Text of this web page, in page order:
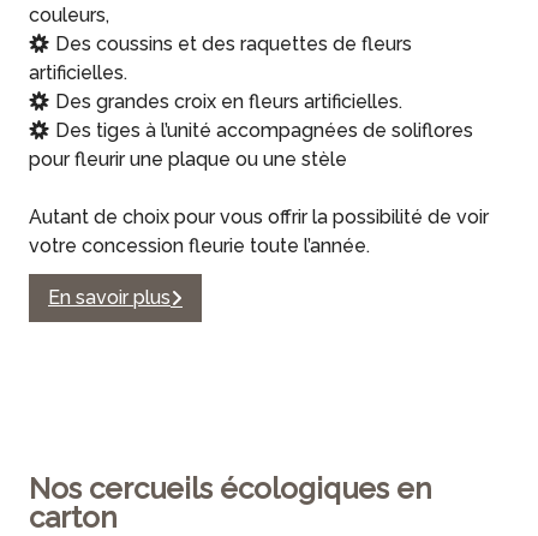
couleurs,
Des coussins et des raquettes de fleurs
artificielles.
Des grandes croix en fleurs artificielles.
Des tiges à l’unité accompagnées de soliflores
pour fleurir une plaque ou une stèle
Autant de choix pour vous offrir la possibilité de voir
votre concession fleurie toute l’année.
En savoir plus
Nos cercueils écologiques en
carton